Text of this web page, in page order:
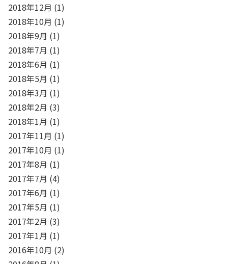
2018年12月 (1)
2018年10月 (1)
2018年9月 (1)
2018年7月 (1)
2018年6月 (1)
2018年5月 (1)
2018年3月 (1)
2018年2月 (3)
2018年1月 (1)
2017年11月 (1)
2017年10月 (1)
2017年8月 (1)
2017年7月 (4)
2017年6月 (1)
2017年5月 (1)
2017年2月 (3)
2017年1月 (1)
2016年10月 (2)